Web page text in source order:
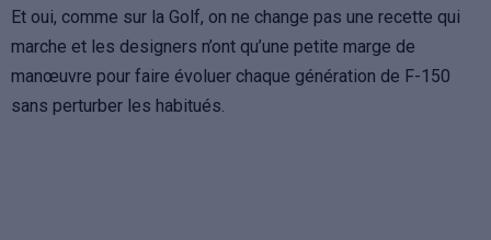
Et oui, comme sur la Golf, on ne change pas une recette qui
marche et les designers n’ont qu’une petite marge de
manœuvre pour faire évoluer chaque génération de F-150
sans perturber les habitués.